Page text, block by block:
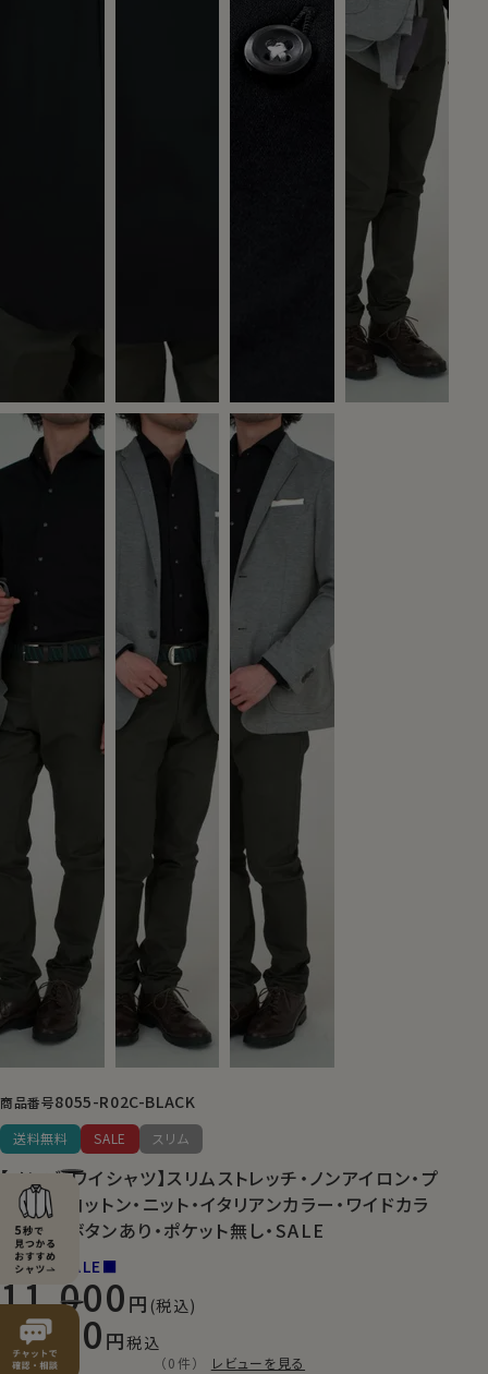
商品番号8055-R02C-BLACK
送料無料 SALE スリム
【メンズ・ワイシャツ】スリムストレッチ・ノンアイロン・プ
レミアムコットン・ニット・イタリアンカラー・ワイドカラ
ー・第一ボタンあり・ポケット無し・SALE
■NEW SALE■
11,000 (税込)
7,700 税込
（0件） レビューを見る